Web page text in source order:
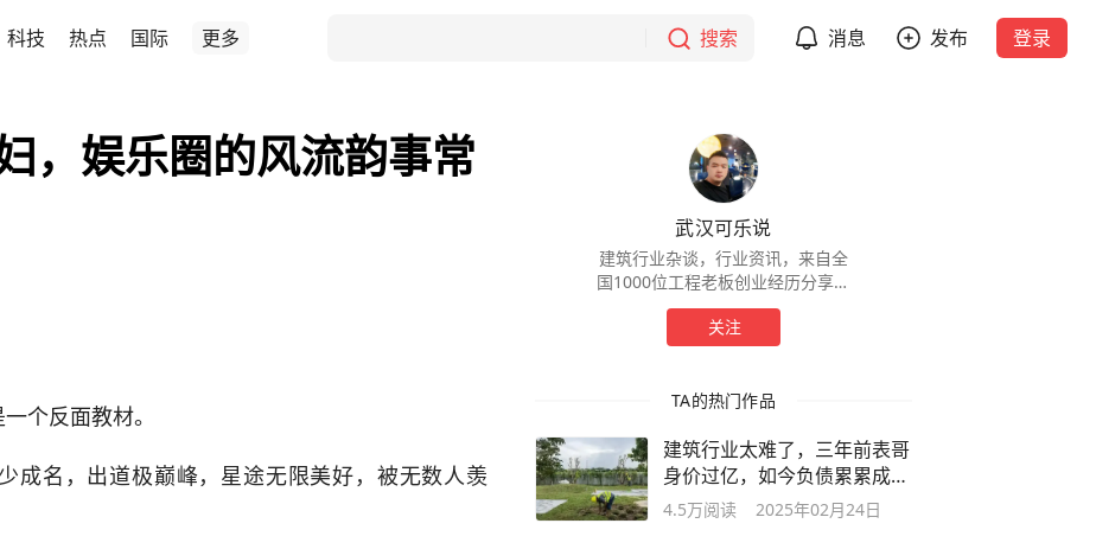
科技 热点 国际 更多 搜索 消息 发布 登录
，娱乐圈的风流韵事常
个反面教材。
成名，出道极巅峰，星途无限美好，被无数人羡
武汉可乐说
建筑行业杂谈，行业资讯，来自全
国1000位工程老板创业经历分享，
(以第一人称讲述）帮助同行避坑。
关注我，共同成长。 全网维权，抄
袭必究。
关注
TA的热门作品
建筑行业太难了，三年前表哥
身价过亿，如今负债累累成为
老赖
4.5万阅读 2025年02月24日